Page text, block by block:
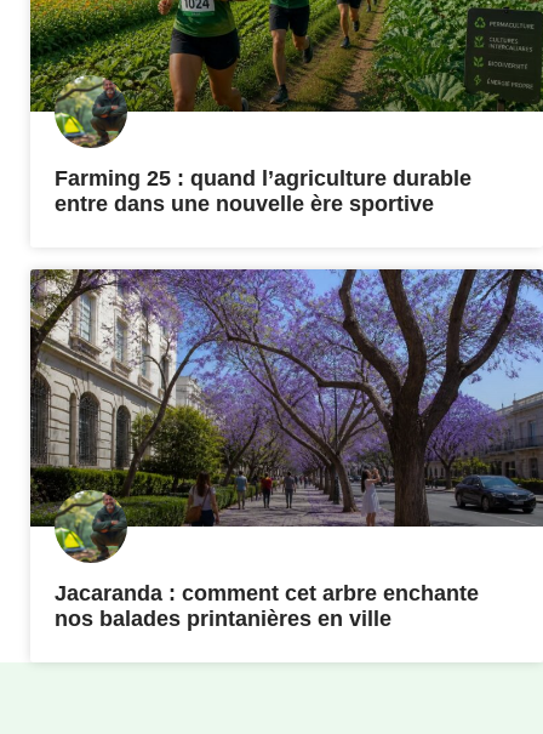
Farming 25 : quand l’agriculture durable
entre dans une nouvelle ère sportive
Jacaranda : comment cet arbre enchante
nos balades printanières en ville